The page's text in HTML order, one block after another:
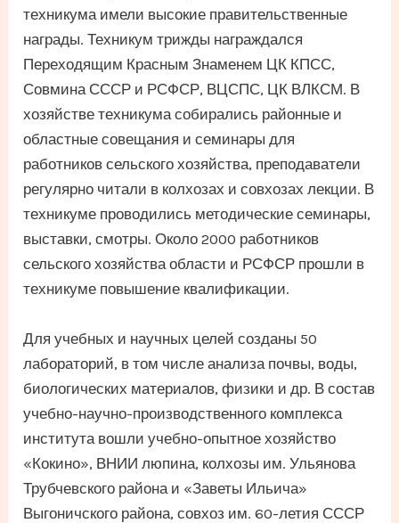
техникума имели высокие правительственные
награды. Техникум трижды награждался
Переходящим Красным Знаменем ЦК КПСС,
Совмина СССР и РСФСР, ВЦСПС, ЦК ВЛКСМ. В
хозяйстве техникума собирались районные и
областные совещания и семинары для
работников сельского хозяйства, преподаватели
регулярно читали в колхозах и совхозах лекции. В
техникуме проводились методические семинары,
выставки, смотры. Около 2000 работников
сельского хозяйства области и РСФСР прошли в
техникуме повышение квалификации.
Для учебных и научных целей созданы 50
лабораторий, в том числе анализа почвы, воды,
биологических материалов, физики и др. В состав
учебно-научно-производственного комплекса
института вошли учебно-опытное хозяйство
«Кокино», ВНИИ люпина, колхозы им. Ульянова
Трубчевского района и «Заветы Ильича»
Выгоничского района, совхоз им. 60-летия СССР